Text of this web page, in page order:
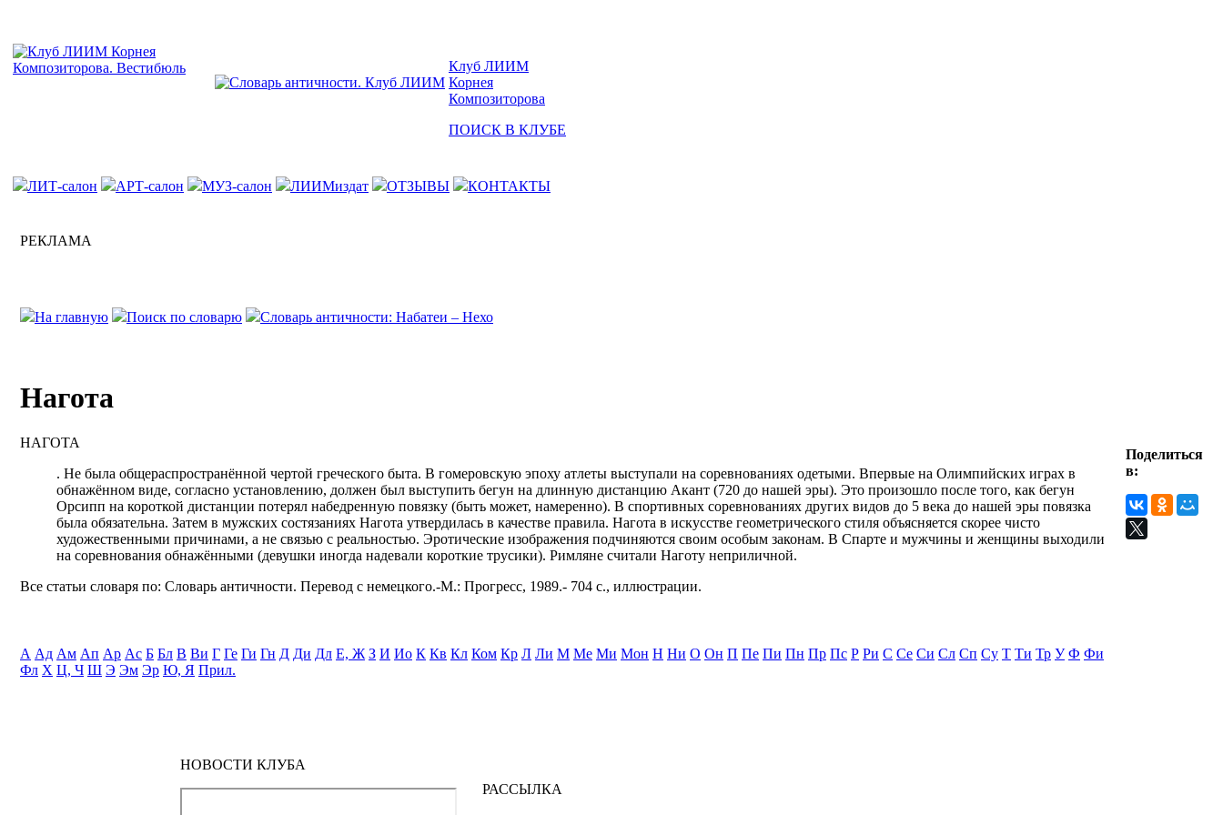
Клуб ЛИИМ
Корнея
Композиторова
ПОИСК В КЛУБЕ
ЛИТ-салон АРТ-салон МУЗ-салон ЛИИМиздат ОТЗЫВЫ КОНТАКТЫ
РЕКЛАМА
На главную Поиск по словарю Словарь античности: Набатеи – Нехо
Нагота
НАГОТА
. Не была общераспространённой чертой греческого быта. В гомеровскую эпоху атлеты выступали на соревнованиях одетыми. Впервые на Олимпийских играх в
обнажённом виде, согласно установлению, должен был выступить бегун на длинную дистанцию Акант (720 до нашей эры). Это произошло после того, как бегун
Орсипп на короткой дистанции потерял набедренную повязку (быть может, намеренно). В спортивных соревнованиях других видов до 5 века до нашей эры повязка
была обязательна. Затем в мужских состязаниях Нагота утвердилась в качестве правила. Нагота в искусстве геометрического стиля объясняется скорее чисто
художественными причинами, а не связью с реальностью. Эротические изображения подчиняются своим особым законам. В Спарте и мужчины и женщины выходили
на соревнования обнажёнными (девушки иногда надевали короткие трусики). Римляне считали Наготу неприличной.
Все статьи словаря по: Словарь античности. Перевод с немецкого.-М.: Прогресс, 1989.- 704 с., иллюстрации.
А Ад Ам Ап Ар Ас Б Бл В Ви Г Ге Ги Гн Д Ди Дл Е, Ж З И Ио К Кв Кл Ком Кр Л Ли М Ме Ми Мон Н Ни О Он П Пе Пи Пн Пр Пс Р Ри С Се Си Сл Сп Су Т Ти Тр У Ф Фи
Фл Х Ц, Ч Ш Э Эм Эр Ю, Я Прил.
Поделиться
в:
НОВОСТИ КЛУБА
РАССЫЛКА